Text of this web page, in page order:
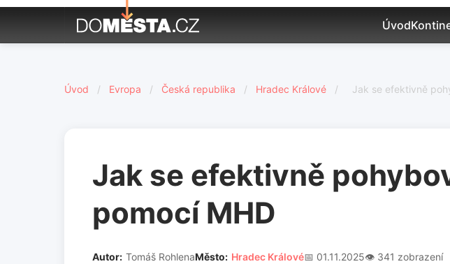
Úvod
Úvod / Evropa / Česká republika / Hradec Králové / Jak se efektivně
Jak se efektivně
pomocí MHD
Autor: Tomáš RohlenaMěsto: Hradec Králové📅 01.11.2025👁️ 341 zobrazení